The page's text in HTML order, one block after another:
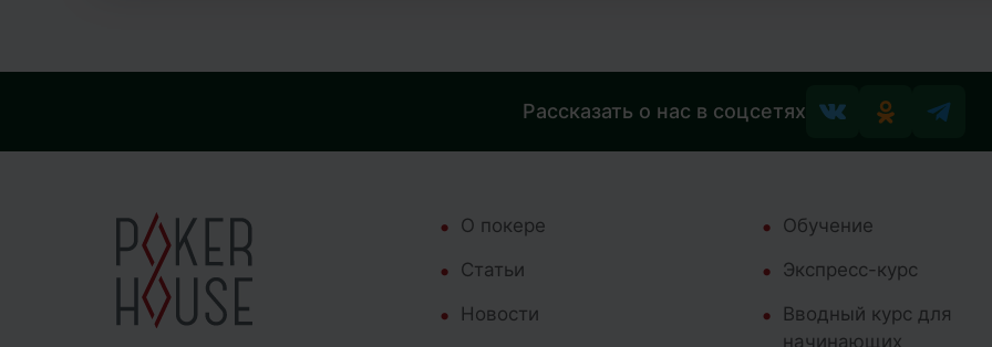
Рассказать о нас в соцсетях
О покере
Cтатьи
Новости
Обучение
Экспресс-курс
Вводный курс для
начинающих